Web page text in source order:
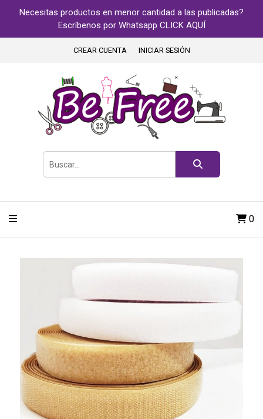
Necesitas productos en menor cantidad a las publicadas?
Escríbenos por Whatsapp CLICK AQUÍ
CREAR CUENTA INICIAR SESIÓN
0